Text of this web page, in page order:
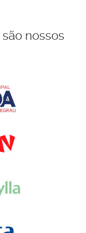
nossos